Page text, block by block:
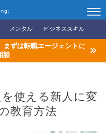
メンタル ビジネススキル
まずは転職エージェントに
談
使える新人に変
教育方法